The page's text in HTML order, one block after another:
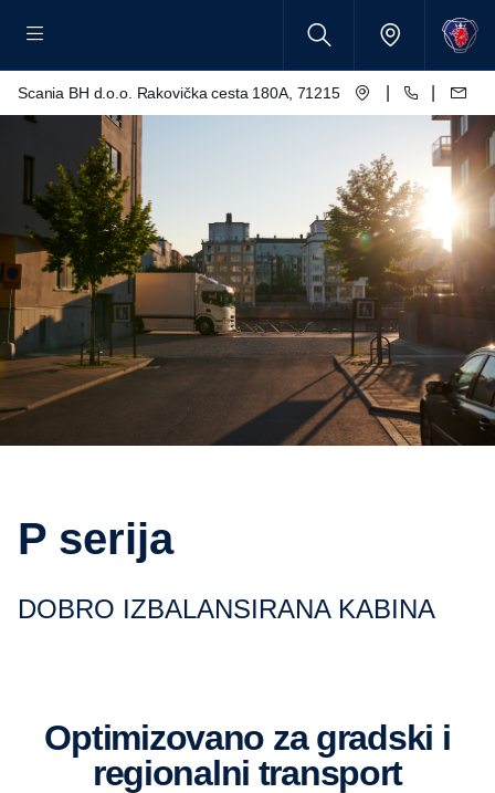
Scania BH d.o.o. Rakovička cesta 180A, 71215 Blažuj - Sarajevo
P serija
DOBRO IZBALANSIRANA KABINA
Optimizovano za gradski i
regionalni transport